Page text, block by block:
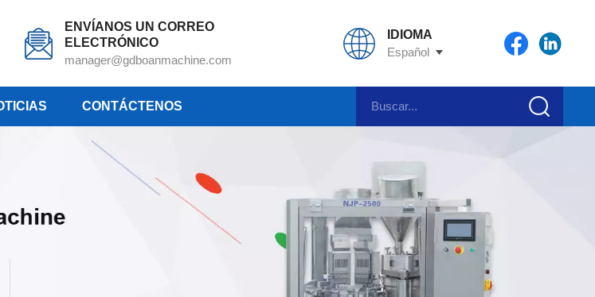
ENVÍANOS UN CORREO
ELECTRÓNICO
manager@gdboanmachine.com
IDIOMA
Español
CONTÁCTENOS